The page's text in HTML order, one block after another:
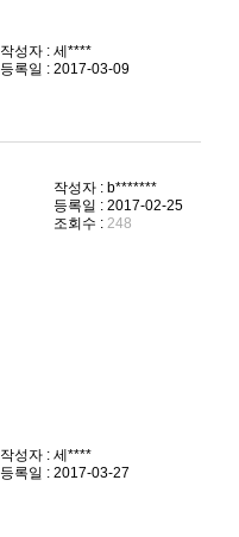
작성자 : 세****
등록일 : 2017-03-09
작성자 : b*******
등록일 : 2017-02-25
조회수 : 248
작성자 : 세****
등록일 : 2017-03-27